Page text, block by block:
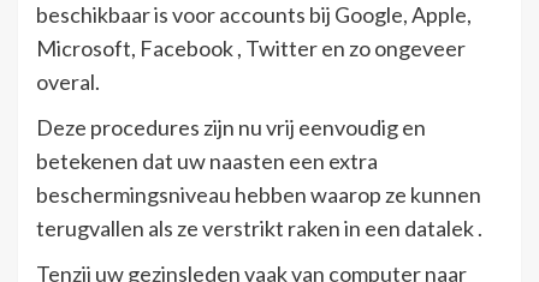
beschikbaar is voor accounts bij Google, Apple,
Microsoft, Facebook , Twitter en zo ongeveer
overal.
Deze procedures zijn nu vrij eenvoudig en
betekenen dat uw naasten een extra
beschermingsniveau hebben waarop ze kunnen
terugvallen als ze verstrikt raken in een datalek .
Tenzij uw gezinsleden vaak van computer naar